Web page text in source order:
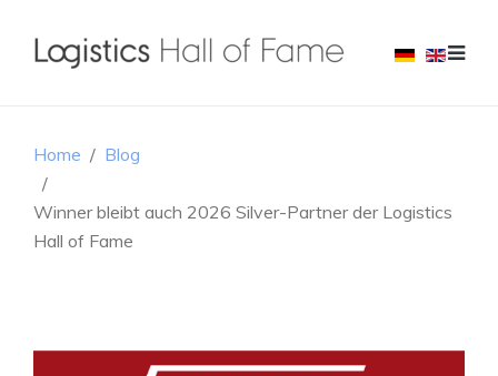
Home Blog
Winner bleibt auch 2026 Silver-Partner der Logistics
Hall of Fame